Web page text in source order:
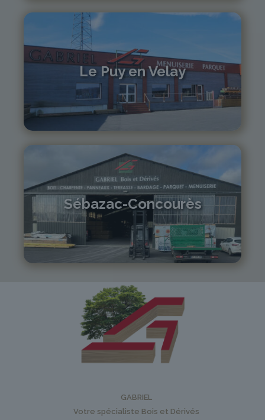
Le Puy en Velay
04 71 01 13 30
lepuy@gabriel-sa.fr
Sébazac-Concourès
05 81 55 83 89
monistrol@gabriel-sa.fr
GABRIEL
Votre spécialiste Bois et Dérivés